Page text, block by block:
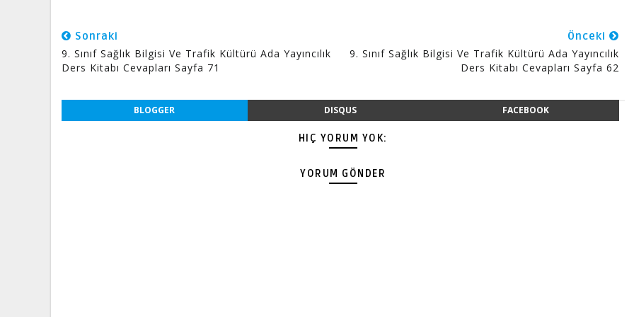
Sonraki
9. Sınıf Sağlık Bilgisi Ve Trafik Kültürü Ada Yayıncılık
Ders Kitabı Cevapları Sayfa 71
Önceki
9. Sınıf Sağlık Bilgisi Ve Trafik Kültürü Ada Yayıncılık
Ders Kitabı Cevapları Sayfa 62
BLOGGER DISQUS FACEBOOK
HIÇ YORUM YOK:
YORUM GÖNDER